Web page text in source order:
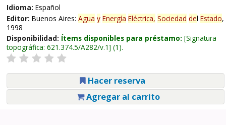
Idioma: Español
Editor: Buenos Aires: Agua y Energía Eléctrica, Sociedad del Estado,
1998
Disponibilidad: Ítems disponibles para préstamo: Signatura
topográfica: 621.374.5/A282/v.1 (1).
Hacer reserva
Agregar al carrito